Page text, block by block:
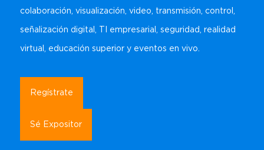
colaboración, visualización, video, transmisión, control,
señalización digital, TI empresarial, seguridad, realidad
virtual, educación superior y eventos en vivo.
Regístrate
Sé Expositor